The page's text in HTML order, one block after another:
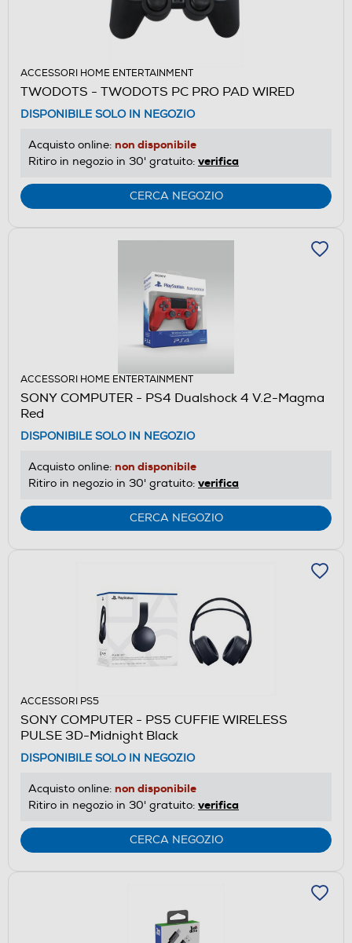
ACCESSORI HOME ENTERTAINMENT
TWODOTS - TWODOTS PC PRO PAD WIRED
DISPONIBILE SOLO IN NEGOZIO
Acquisto online: non disponibile
Ritiro in negozio in 30' gratuito: verifica
CERCA NEGOZIO
ACCESSORI HOME ENTERTAINMENT
SONY COMPUTER - PS4 Dualshock 4 V.2-Magma
Red
DISPONIBILE SOLO IN NEGOZIO
Acquisto online: non disponibile
Ritiro in negozio in 30' gratuito: verifica
CERCA NEGOZIO
ACCESSORI PS5
SONY COMPUTER - PS5 CUFFIE WIRELESS
PULSE 3D-Midnight Black
DISPONIBILE SOLO IN NEGOZIO
Acquisto online: non disponibile
Ritiro in negozio in 30' gratuito: verifica
CERCA NEGOZIO